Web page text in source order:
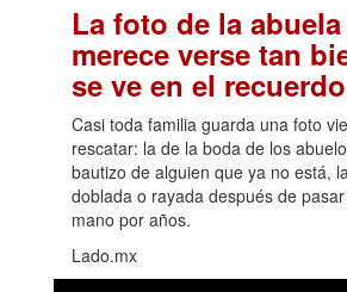
La foto de la
merece verse tan
se ve en el recuerdo
Casi toda familia guarda una foto
rescatar: la de la boda de los
bautizo de alguien que ya no está,
doblada o rayada después de
mano por años.
Lado.mx